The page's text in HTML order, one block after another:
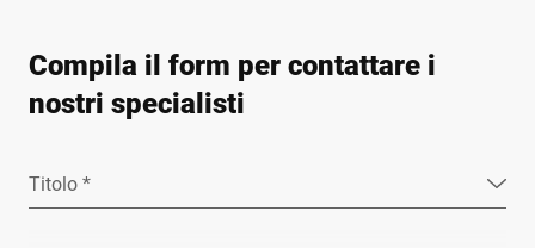
Compila il form per contattare i
nostri specialisti
Titolo *